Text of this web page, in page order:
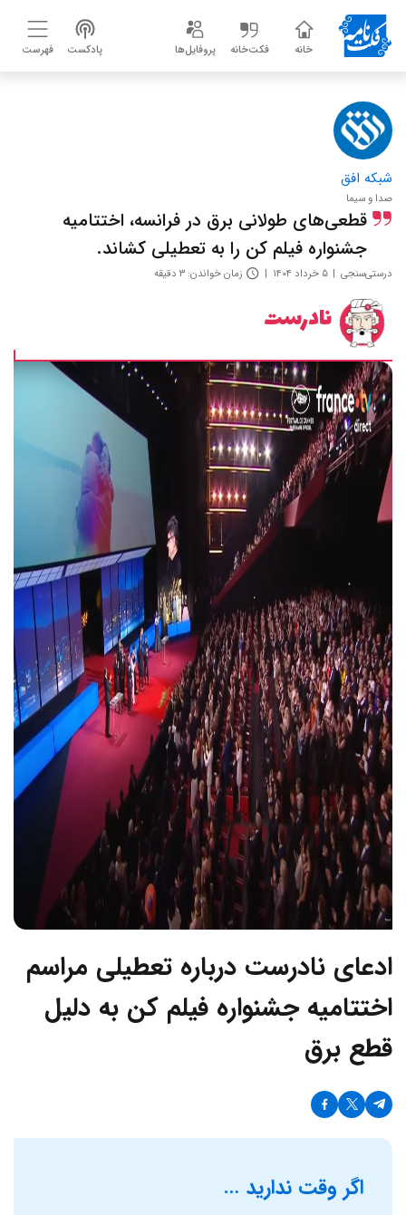
خانه فکت‌خانه پروفایل‌ها پادکست فهرست
شبکه افق
صدا و سیما
قطعی‌های طولانی برق در فرانسه، اختتامیه
جشنواره فیلم کن را به تعطیلی کشاند.
درستی‌سنجی ۵ خرداد ۱۴۰۴ زمان خواندن: ۳ دقیقه
نادرست
ادعای نادرست درباره تعطیلی مراسم
اختتامیه جشنواره فیلم کن به دلیل
قطع برق
اگر وقت ندارید …